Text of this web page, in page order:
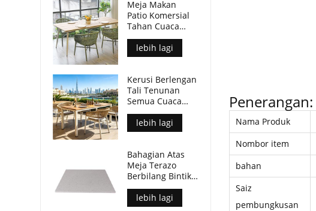
Penerangan:
Nama Produk
Nombor item
bahan
Saiz
pembungkusan
Meja Makan
Patio Komersial
Tahan Cuaca
Kaki Aluminium
Atas Meja Papan
Lapis
lebih lagi
Kerusi Berlengan
Tali Tenunan
Semua Cuaca
Moden Untuk
Ruang Makan
Luar
lebih lagi
Bahagian Atas
Meja Terazo
Berbilang Bintik
Hiasan Untuk
Meja Kopi Patio
lebih lagi